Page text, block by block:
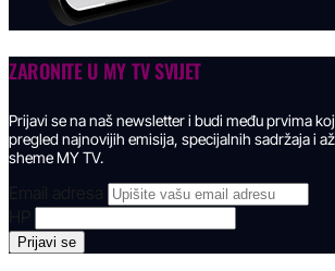
ZARONITE U MY TV SVIJET
Prijavi se na naš newsletter i budi među prvima
pregled najnovijih emisija, specijalnih sadržaja i
sheme MY TV.
Email adresa